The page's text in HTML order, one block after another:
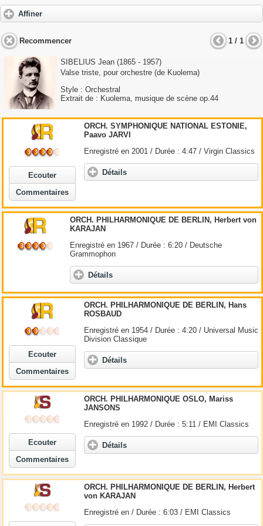
Affiner
Recommencer 1 / 1
SIBELIUS Jean (1865 - 1957)
Valse triste, pour orchestre (de Kuolema)
Style : Orchestral
Extrait de : Kuolema, musique de scène op.44
Ecouter
Commentaires
ORCH. SYMPHONIQUE NATIONAL ESTONIE,
Paavo JARVI
Enregistré en 2001 / Durée : 4:47 / Virgin Classics
Détails
ORCH. PHILHARMONIQUE DE BERLIN, Herbert von
KARAJAN
Enregistré en 1967 / Durée : 6:20 / Deutsche
Grammophon
Détails
Ecouter
Commentaires
ORCH. PHILHARMONIQUE DE BERLIN, Hans
ROSBAUD
Enregistré en 1954 / Durée : 4:20 / Universal Music
Division Classique
Détails
Ecouter
Commentaires
ORCH. PHILHARMONIQUE OSLO, Mariss
JANSONS
Enregistré en 1992 / Durée : 5:11 / EMI Classics
Détails
ORCH. PHILHARMONIQUE DE BERLIN, Herbert
von KARAJAN
Enregistré en / Durée : 6:03 / EMI Classics